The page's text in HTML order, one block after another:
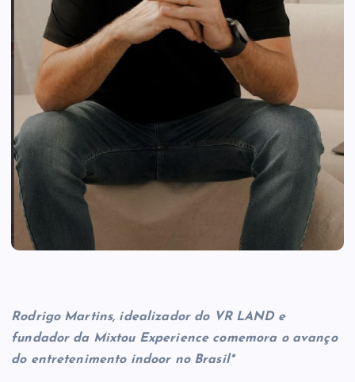
Rodrigo Martins, idealizador do VR LAND e
fundador da Mixtou Experience comemora o avanço
do entretenimento indoor no Brasil*